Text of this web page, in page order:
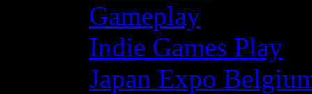
Gameplay
Indie Games Play
Japan Expo